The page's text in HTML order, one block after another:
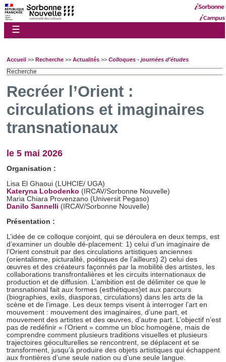
☰
Accueil >> Recherche >> Actualités >> Colloques - journées d'études
Recherche
Recréer l’Orient :
circulations et imaginaires
transnationaux
le 5 mai 2026
Organisation :
Lisa El Ghaoui (LUHCIE/ UGA)
Kateryna Lobodenko (IRCAV/Sorbonne Nouvelle)
Maria Chiara Provenzano (Universit Pegaso)
Danilo Sannelli (IRCAV/Sorbonne Nouvelle)
Présentation :
L’idée de ce colloque conjoint, qui se déroulera en deux temps, est
d’examiner un double dé-placement: 1) celui d’un imaginaire de
l’Orient construit par des circulations artistiques anciennes
(orientalisme, picturalité, poétiques de l’ailleurs) 2) celui des
œuvres et des créateurs façonnés par la mobilité des artistes, les
collaborations transfrontalières et les circuits internationaux de
production et de diffusion. L’ambition est de délimiter ce que le
transnational fait aux formes (esthétiques)et aux parcours
(biographies, exils, diasporas, circulations) dans les arts de la
scène et de l’image. Les deux temps visent à interroger l’art en
mouvement : mouvement des imaginaires, d’une part, et
mouvement des artistes et des œuvres, d’autre part. L’objectif n’est
pas de redéfinir « l’Orient » comme un bloc homogène, mais de
comprendre comment plusieurs traditions visuelles et plusieurs
trajectoires géoculturelles se rencontrent, se déplacent et se
transforment, jusqu’à produire des objets artistiques qui échappent
aux frontières d’une seule nation ou d’une seule langue.